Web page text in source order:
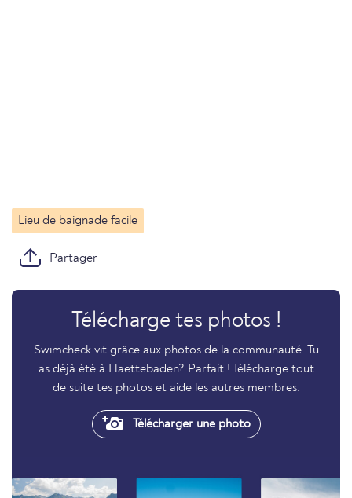
Lieu de baignade facile
Partager
Télécharge tes photos !
Swimcheck vit grâce aux photos de la communauté. Tu
as déjà été à Haettebaden? Parfait ! Télécharge tout
de suite tes photos et aide les autres membres.
Télécharger une photo